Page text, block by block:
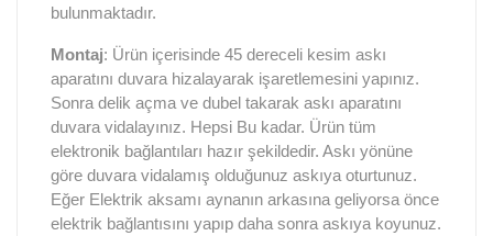
bulunmaktadır.
Montaj: Ürün içerisinde 45 dereceli kesim askı
aparatını duvara hizalayarak işaretlemesini yapınız.
Sonra delik açma ve dubel takarak askı aparatını
duvara vidalayınız. Hepsi Bu kadar. Ürün tüm
elektronik bağlantıları hazır şekildedir. Askı yönüne
göre duvara vidalamış olduğunuz askıya oturtunuz.
Eğer Elektrik aksamı aynanın arkasına geliyorsa önce
elektrik bağlantısını yapıp daha sonra askıya koyunuz.